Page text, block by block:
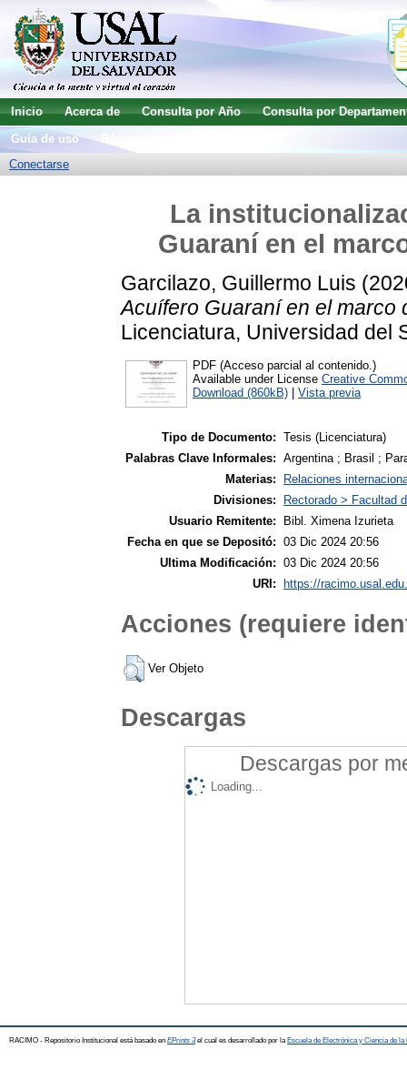
Inicio Acerca de Consulta por Año
Consulta por
Guía de uso
Conectarse
La
Guaraní en el
Garcilazo, Guillermo Luis
Acuífero Guaraní en el marco
Licenciatura, Universidad del
PDF (Acceso parcial al contenido.)
Available under License Creative
Download (860kB)
Vista previa
Tipo de Documento: Tesis (Licenciatura)
Palabras Clave Informales: Argentina ; Brasil ;
Materias:
Relaciones
Divisiones:
Rectorado > Facultad
Usuario Remitente:
Bibl. Ximena Izurieta
Fecha en que se Depositó: 03 Dic 2024 20:56
Ultima Modificación: 03 Dic 2024 20:56
URI:
https://
Acciones (requiere
Ver Objeto
Descargas
Descargas por
Loading...
RACIMO - Repositorio Institucional está basado en EPrints 3el cual es desarrollado por la Escuela de Electrónica y Ciencia de la